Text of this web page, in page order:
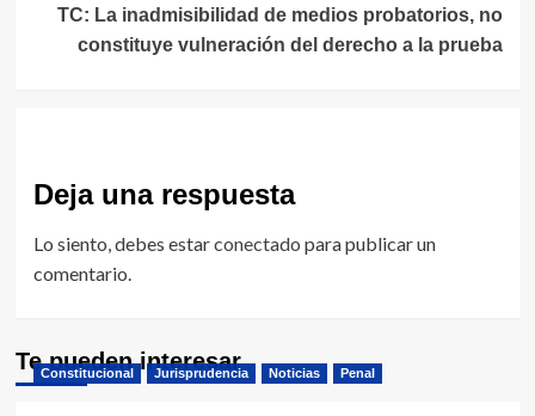
TC: La inadmisibilidad de medios probatorios, no
constituye vulneración del derecho a la prueba
Deja una respuesta
Lo siento, debes estarconectado para publicar un
comentario.
Te pueden interesar
Constitucional Jurisprudencia Noticias Penal